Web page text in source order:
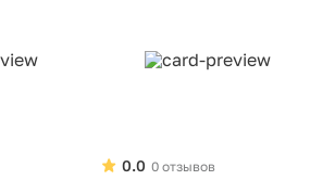
0 отзывов
0.0